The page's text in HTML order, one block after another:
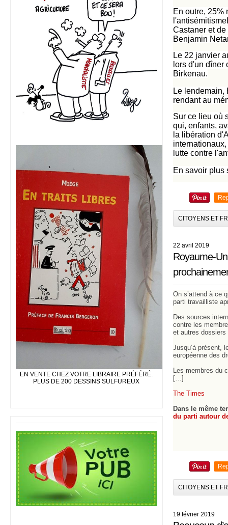
EN VENTE CHEZ VOTRE LIBRAIRE PRÉFÉRÉ.
PLUS DE 200 DESSINS SULFUREUX
En outre, 25%
Castaner et
Benjamin
Le 22 janvier
lors d'un
Birkenau.
Le lendemain,
rendant au
Sur ce lieu où
qui, enfants,
la libération
lutte contre
En savoir plus
CITOYENS ET
22 avril 2019
Royaume-
On s’attend à ce
parti travailliste
Des sources
contre les
et autres dossiers
Jusqu’à présent,
européenne des
Les membres du
[…]
The Times
Dans le même
du parti autour
CITOYENS ET
19 février 2019